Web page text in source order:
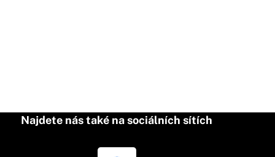
Najdete nás také na sociálních sítích